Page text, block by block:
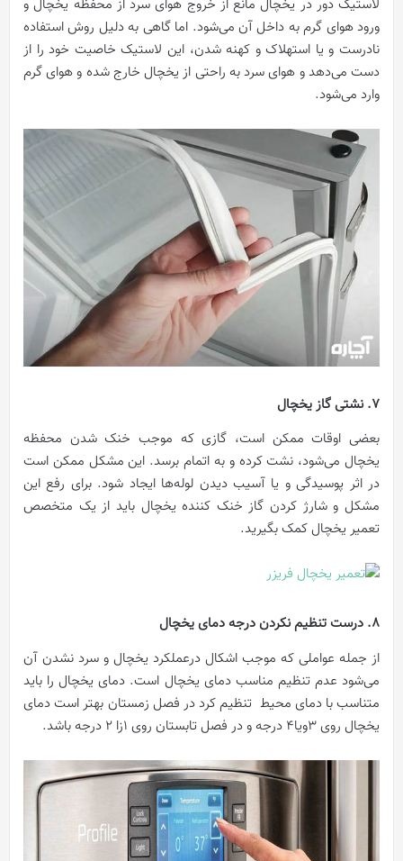
لاستیک دور در یخچال مانع از خروج هوای سرد از محفظه یخچال و
ورود هوای گرم به داخل آن می‌شود. اما گاهی به دلیل روش استفاده
نادرست و یا استهلاک و کهنه شدن، این لاستیک خاصیت خود را از
دست می‌دهد و هوای سرد به راحتی از یخچال خارج شده و هوای گرم
وارد می‌شود.
7. نشتی گاز یخچال
بعضی اوقات ممکن است، گازی که موجب خنک شدن محفظه‌
یخچال می‌شود، نشت کرده و به اتمام برسد. این مشکل ممکن است
در اثر پوسیدگی و یا آسیب دیدن لوله‌ها ایجاد شود. برای رفع این
مشکل و شارژ کردن گاز خنک کننده یخچال باید از یک متخصص
تعمیر یخچال کمک بگیرید.
8. درست تنظیم نکردن درجه دمای یخچال
از جمله عواملی که موجب اشکال درعملکرد یخچال و سرد نشدن آن
می‌شود عدم تنظیم مناسب دمای یخچال است. دمای یخچال را باید
متناسب با دمای محیط تنظیم کرد در فصل زمستان بهتر است دمای
یخچال روی ۳ویا۴ درجه و در فصل تابستان روی ۱زا ۲ درجه باشد.